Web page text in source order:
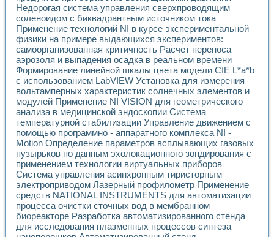
Разработка виртуальной лаборатории по электротехнике
Усовершенствованные алгоритмы частотного анализа
Об опыте работы учебного центра «Технологии
Технологии NI в магистерской программе «Прикладная
Система диагностики двигателей постоянного тока
Автоматизированный стенд формирования
Лабораторный практикум по курсу ИИС на базе
Партнеры
Академические и отраслевые институты
Учебные заведения
Бизнес
Контакты
Недорогая система управления сверхпроводящим
соленоидом с биквадрантным источником тока
Применение технологий NI в курсе экспериментальной
физики на примере выдающихся экспериментов:
самоорганизованная критичность Расчет переноса
аэрозоля и выпадения осадка в реальном времени
Формирование линейной шкалы цвета модели CIE L*a*b
с использованием LabVIEW Установка для измерения
вольтамперных характеристик солнечных элементов и
модулей Применение NI VISION для геометрического
анализа в медицинской эндоскопии Система
температурной стабилизации Управление движением с
помощью программно - аппаратного комплекса NI -
Motion Определение параметров всплывающих газовых
пузырьков по данным эхолокационного зондирования с
применением технологии виртуальных приборов
Система управления асинхронным тиристорным
электроприводом Лазерный профилометр Применение
средств NATIONAL INSTRUMENTS для автоматизации
процесса очистки сточных вод в мембранном
биореакторе Разработка автоматизированного стенда
для исследования плазменных процессов синтеза